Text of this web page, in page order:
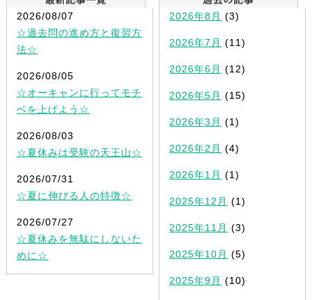
2026/08/07
☆過去問の進め方と復習方
法☆
2026/08/05
☆オーキャンに行ってモチ
ベを上げよう☆
2026/08/03
☆夏休みは受験の天王山☆
2026/07/31
☆夏に伸びる人の特徴☆
2026/07/27
☆夏休みを無駄にしないた
めに☆
2026年8月 (3)
2026年7月 (11)
2026年6月 (12)
2026年5月 (15)
2026年3月 (1)
2026年2月 (4)
2026年1月 (1)
2025年12月 (1)
2025年11月 (3)
2025年10月 (5)
2025年9月 (10)